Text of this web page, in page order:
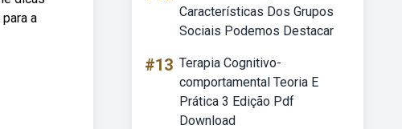
a
Características Dos Grupos
Sociais Podemos Destacar
#13 Terapia Cognitivo-
comportamental Teoria E
Prática 3 Edição Pdf
Download